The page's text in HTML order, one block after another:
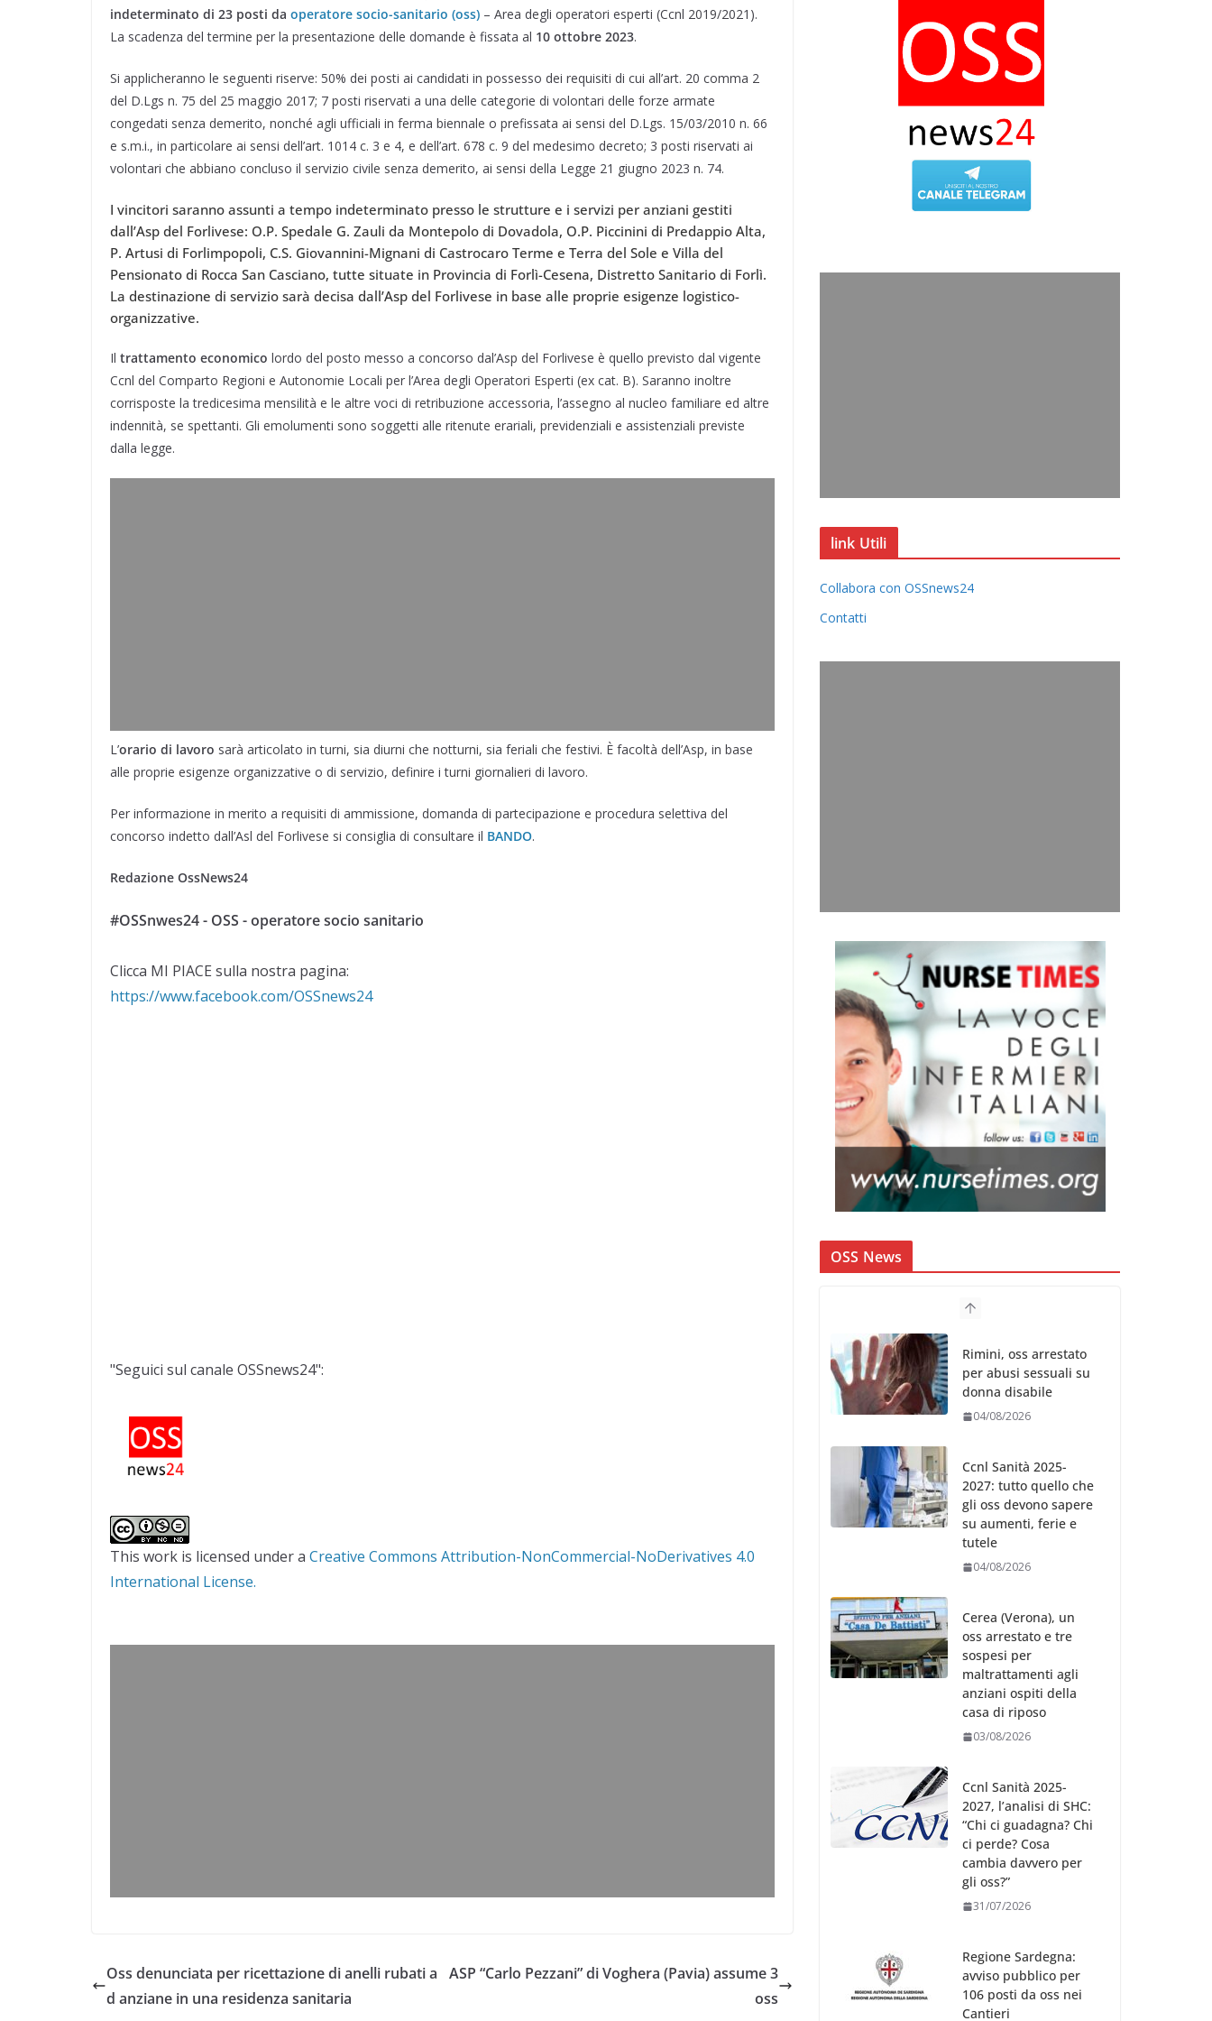
e
b
o
k
k
e
I
n
e
g
a
m
t
s
p
p
t
t
r
t
e
e
s
t
i
l
d
i
i
d
i
indeterminato di 23 posti da operatore socio-sanitario (oss) – Area degli operatori esperti (Ccnl 2019/2021).
La scadenza del termine per la presentazione delle domande è fissata al 10 ottobre 2023.
Si applicheranno le seguenti riserve: 50% dei posti ai candidati in possesso dei requisiti di cui all’art. 20 comma 2
del D.Lgs n. 75 del 25 maggio 2017; 7 posti riservati a una delle categorie di volontari delle forze armate
congedati senza demerito, nonché agli ufficiali in ferma biennale o prefissata ai sensi del D.Lgs. 15/03/2010 n. 66
e s.m.i., in particolare ai sensi dell’art. 1014 c. 3 e 4, e dell’art. 678 c. 9 del medesimo decreto; 3 posti riservati ai
volontari che abbiano concluso il servizio civile senza demerito, ai sensi della Legge 21 giugno 2023 n. 74.
I vincitori saranno assunti a tempo indeterminato presso le strutture e i servizi per anziani gestiti
dall’Asp del Forlivese: O.P. Spedale G. Zauli da Montepolo di Dovadola, O.P. Piccinini di Predappio Alta,
P. Artusi di Forlimpopoli, C.S. Giovannini-Mignani di Castrocaro Terme e Terra del Sole e Villa del
Pensionato di Rocca San Casciano, tutte situate in Provincia di Forlì-Cesena, Distretto Sanitario di Forlì.
La destinazione di servizio sarà decisa dall’Asp del Forlivese in base alle proprie esigenze logistico-
organizzative.
Il trattamento economico lordo del posto messo a concorso dal’Asp del Forlivese è quello previsto dal vigente
Ccnl del Comparto Regioni e Autonomie Locali per l’Area degli Operatori Esperti (ex cat. B). Saranno inoltre
corrisposte la tredicesima mensilità e le altre voci di retribuzione accessoria, l’assegno al nucleo familiare ed altre
indennità, se spettanti. Gli emolumenti sono soggetti alle ritenute erariali, previdenziali e assistenziali previste
dalla legge.
L’orario di lavoro sarà articolato in turni, sia diurni che notturni, sia feriali che festivi. È facoltà dell’Asp, in base
alle proprie esigenze organizzative o di servizio, definire i turni giornalieri di lavoro.
Per informazione in merito a requisiti di ammissione, domanda di partecipazione e procedura selettiva del
concorso indetto dall’Asl del Forlivese si consiglia di consultare il BANDO.
Redazione OssNews24
#OSSnwes24 - OSS - operatore socio sanitario
Clicca MI PIACE sulla nostra pagina:
https://www.facebook.com/OSSnews24
"Seguici sul canale OSSnews24":
This work is licensed under a Creative Commons Attribution-NonCommercial-NoDerivatives 4.0
International License.
Oss denunciata per ricettazione di anelli rubati a
d anziane in una residenza sanitaria
ASP “Carlo Pezzani” di Voghera (Pavia) assume 3
oss
link Utili
Collabora con OSSnews24
Contatti
OSS News
Rimini, oss arrestato
per abusi sessuali su
donna disabile
04/08/2026
Ccnl Sanità 2025-
2027: tutto quello che
gli oss devono sapere
su aumenti, ferie e
tutele
04/08/2026
Cerea (Verona), un
oss arrestato e tre
sospesi per
maltrattamenti agli
anziani ospiti della
casa di riposo
03/08/2026
Ccnl Sanità 2025-
2027, l’analisi di SHC:
“Chi ci guadagna? Chi
ci perde? Cosa
cambia davvero per
gli oss?”
31/07/2026
Regione Sardegna:
avviso pubblico per
106 posti da oss nei
Cantieri